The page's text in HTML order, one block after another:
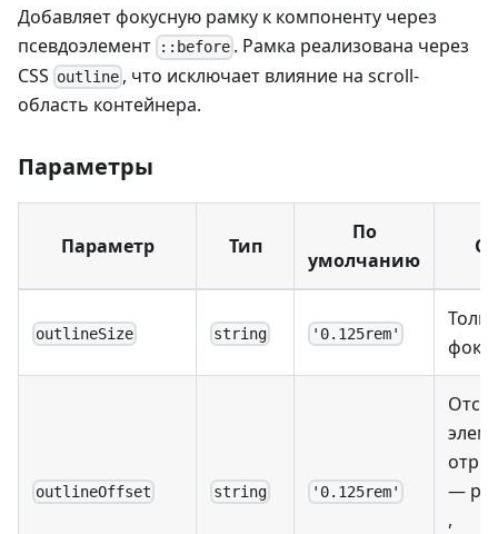
Добавляет фокусную рамку к компоненту через
псевдоэлемент
::before . Рамка реализована через
CSS outline , что исключает влияние на scroll-
область контейнера.
Параметры
Параметр Тип
По
умолчанию
outlineSize string '0.125rem'
outlineOffset string '0.125rem'
—
,